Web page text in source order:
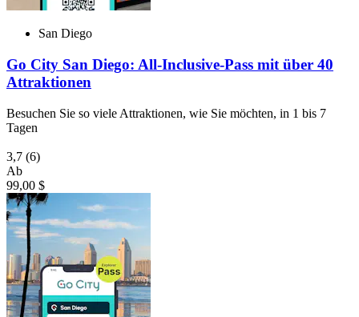
San Diego
Go City San Diego: All-Inclusive-Pass mit über 40
Attraktionen
Besuchen Sie so viele Attraktionen, wie Sie möchten, in 1 bis 7
Tagen
3,7 (6)
Ab
99,00 $